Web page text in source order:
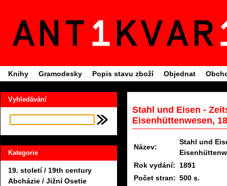
Knihy Gramodesky Popis stavu zboží Objednat
Vyhledávání
Kategorie
19. století / 19th century
Abcházie / Jižní Osetie
Stahl und Eisen -
Eisenhüttenwesen,
Název:
Stahl und
Rok vydání:
1891
Počet stran: 500 s.